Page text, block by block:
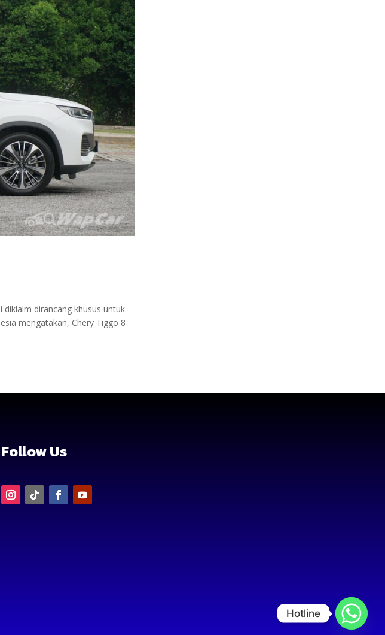
diklaim dirancang khusus untuk
mengatakan, Chery Tiggo 8
Follow Us
Hotline